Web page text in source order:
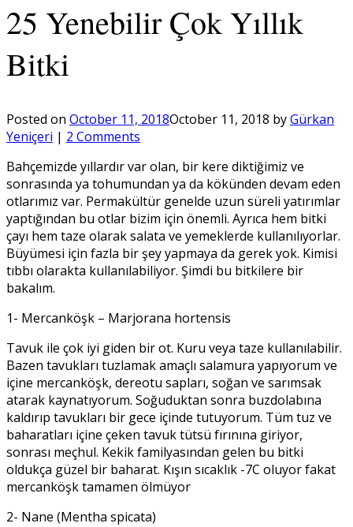
25 Yenebilir Çok Yıllık
Bitki
Posted on October 11, 2018October 11, 2018 byGürkan
Yeniçeri | 2 Comments
Bahçemizde yıllardır var olan, bir kere diktiğimiz ve
sonrasında ya tohumundan ya da kökünden devam eden
otlarımız var. Permakültür genelde uzun süreli yatırımlar
yaptığından bu otlar bizim için önemli. Ayrıca hem bitki
çayı hem taze olarak salata ve yemeklerde kullanılıyorlar.
Büyümesi için fazla bir şey yapmaya da gerek yok. Kimisi
tıbbı olarakta kullanılabiliyor. Şimdi bu bitkilere bir
bakalım.
1- Mercanköşk – Marjorana hortensis
Tavuk ile çok iyi giden bir ot. Kuru veya taze kullanılabilir.
Bazen tavukları tuzlamak amaçlı salamura yapıyorum ve
içine mercanköşk, dereotu sapları, soğan ve sarımsak
atarak kaynatıyorum. Soğuduktan sonra buzdolabına
kaldırıp tavukları bir gece içinde tutuyorum. Tüm tuz ve
baharatları içine çeken tavuk tütsü fırınına giriyor,
sonrası meçhul. Kekik familyasından gelen bu bitki
oldukça güzel bir baharat. Kışın sıcaklık -7C oluyor fakat
mercanköşk tamamen ölmüyor
2- Nane (Mentha spicata)